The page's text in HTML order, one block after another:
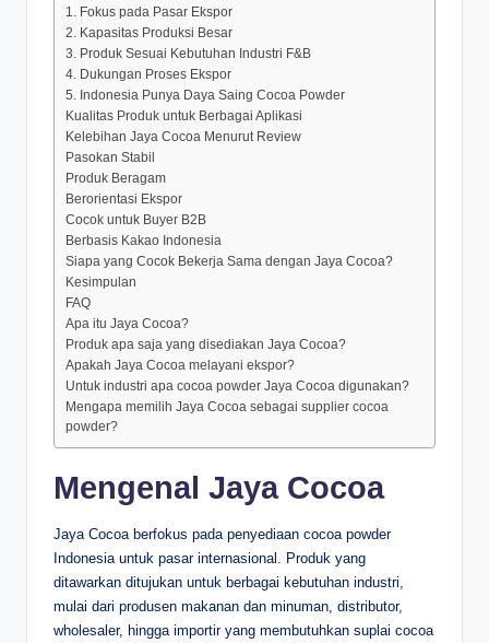
1. Fokus pada Pasar Ekspor
2. Kapasitas Produksi Besar
3. Produk Sesuai Kebutuhan Industri F&B
4. Dukungan Proses Ekspor
5. Indonesia Punya Daya Saing Cocoa Powder
Kualitas Produk untuk Berbagai Aplikasi
Kelebihan Jaya Cocoa Menurut Review
Pasokan Stabil
Produk Beragam
Berorientasi Ekspor
Cocok untuk Buyer B2B
Berbasis Kakao Indonesia
Siapa yang Cocok Bekerja Sama dengan Jaya Cocoa?
Kesimpulan
FAQ
Apa itu Jaya Cocoa?
Produk apa saja yang disediakan Jaya Cocoa?
Apakah Jaya Cocoa melayani ekspor?
Untuk industri apa cocoa powder Jaya Cocoa digunakan?
Mengapa memilih Jaya Cocoa sebagai supplier cocoa
powder?
Mengenal Jaya Cocoa
Jaya Cocoa berfokus pada penyediaan cocoa powder
Indonesia untuk pasar internasional. Produk yang
ditawarkan ditujukan untuk berbagai kebutuhan industri,
mulai dari produsen makanan dan minuman, distributor,
wholesaler, hingga importir yang membutuhkan suplai cocoa